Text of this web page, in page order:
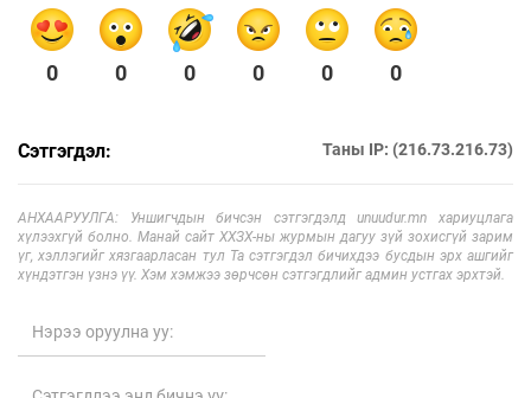
0 0 0 0 0 0
Сэтгэгдэл: Таны IP: (216.73.216.73)
АНХААРУУЛГА: Уншигчдын бичсэн сэтгэгдэлд unuudur.mn хариуцлага
хүлээхгүй болно. Манай сайт ХХЗХ-ны журмын дагуу зүй зохисгүй зарим
үг, хэллэгийг хязгаарласан тул Та сэтгэгдэл бичихдээ бусдын эрх ашгийг
хүндэтгэн үзнэ үү. Хэм хэмжээ зөрчсөн сэтгэгдлийг админ устгах эрхтэй.